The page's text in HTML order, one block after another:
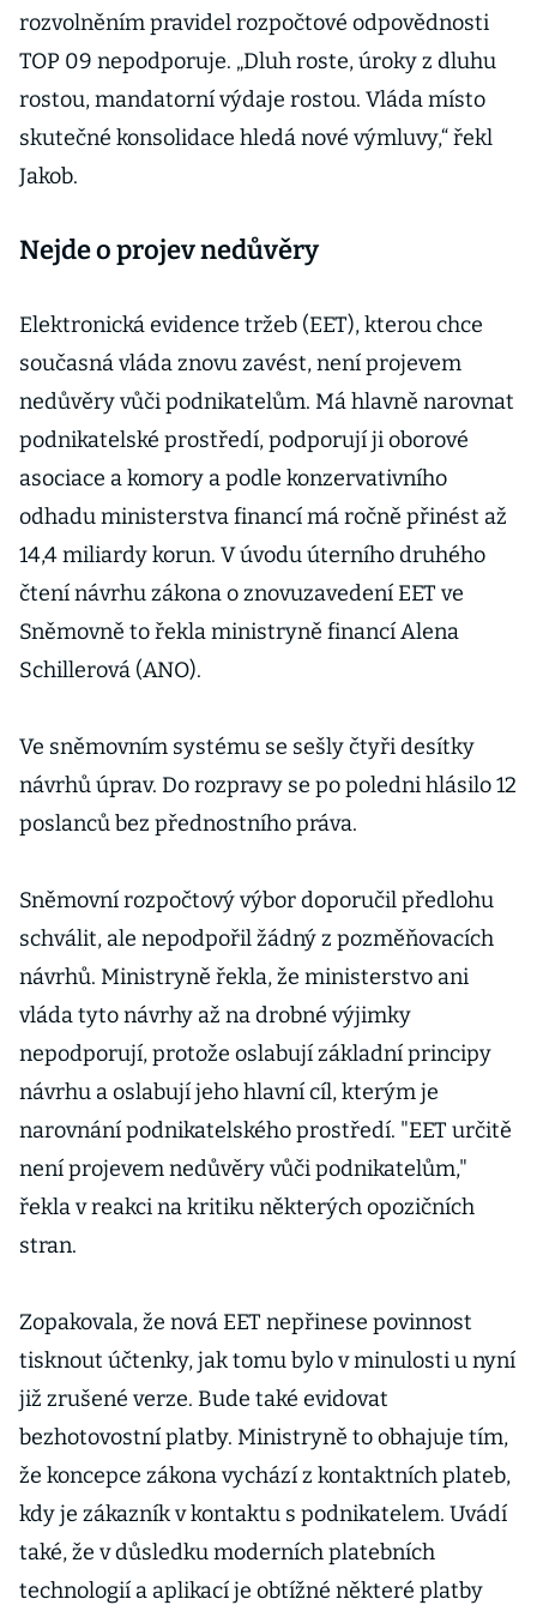
rozvolněním pravidel rozpočtové odpovědnosti
TOP 09 nepodporuje. „Dluh roste, úroky z dluhu
rostou, mandatorní výdaje rostou. Vláda místo
skutečné konsolidace hledá nové výmluvy,“ řekl
Jakob.
Nejde o projev nedůvěry
Elektronická evidence tržeb (EET), kterou chce
současná vláda znovu zavést, není projevem
nedůvěry vůči podnikatelům. Má hlavně narovnat
podnikatelské prostředí, podporují ji oborové
asociace a komory a podle konzervativního
odhadu ministerstva financí má ročně přinést až
14,4 miliardy korun. V úvodu úterního druhého
čtení návrhu zákona o znovuzavedení EET ve
Sněmovně to řekla ministryně financí Alena
Schillerová (ANO).
Ve sněmovním systému se sešly čtyři desítky
návrhů úprav. Do rozpravy se po poledni hlásilo 12
poslanců bez přednostního práva.
Sněmovní rozpočtový výbor doporučil předlohu
schválit, ale nepodpořil žádný z pozměňovacích
návrhů. Ministryně řekla, že ministerstvo ani
vláda tyto návrhy až na drobné výjimky
nepodporují, protože oslabují základní principy
návrhu a oslabují jeho hlavní cíl, kterým je
narovnání podnikatelského prostředí. "EET určitě
není projevem nedůvěry vůči podnikatelům,"
řekla v reakci na kritiku některých opozičních
stran.
Zopakovala, že nová EET nepřinese povinnost
tisknout účtenky, jak tomu bylo v minulosti u nyní
již zrušené verze. Bude také evidovat
bezhotovostní platby. Ministryně to obhajuje tím,
že koncepce zákona vychází z kontaktních plateb,
kdy je zákazník v kontaktu s podnikatelem. Uvádí
také, že v důsledku moderních platebních
technologií a aplikací je obtížné některé platby